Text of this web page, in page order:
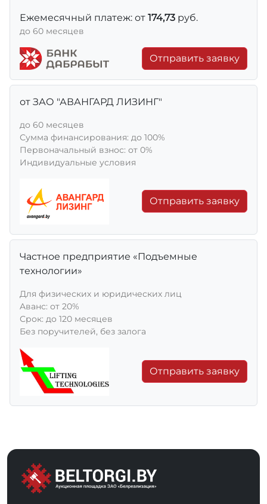
Ежемесячный платеж: от 174,73 руб.
до 60 месяцев
Отправить заявку
от ЗАО "АВАНГАРД ЛИЗИНГ"
до 60 месяцев
Сумма финансирования: до 100%
Первоначальный взнос: от 0%
Индивидуальные условия
Отправить заявку
Частное предприятие «Подъемные
технологии»
Для физических и юридических лиц
Aванс: от 20%
Срок: до 120 месяцев
Без поручителей, без залога
Отправить заявку